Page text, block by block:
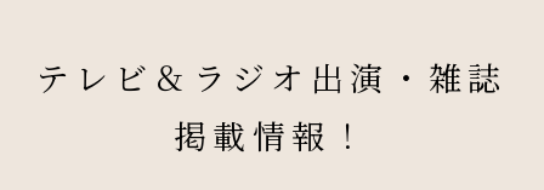
テレビ＆ラジオ出演・雑誌
掲載情報！